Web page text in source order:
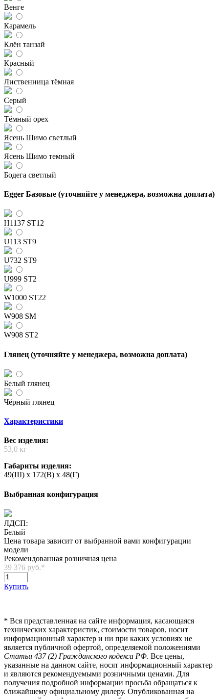
Венге
Карамель
Клён танзай
Красный
Лиственница тёмная
Серый
Тёмный орех
Ясень Шимо светлый
Ясень Шимо темный
Бодега светлый
Egger Базовые (уточняйте у менеджера, возможна доплата)
H1137 ST12
U113 ST9
U732 ST9
U999 ST2
W1000 ST22
W908 SM
W908 ST2
Глянец (уточняйте у менеджера, возможна доплата)
Белый глянец
Чёрный глянец
Характеристики
Вес изделия:
53,0 кг
Габариты изделия:
49(Ш) x 172(В) x 48(Г)
Выбранная конфигурация
ЛДСП:
Белый
Цена товара зависит от выбранной вами конфигурации
модели
Рекомендованная розничная цена
39 376 руб.*
Купить
* Вся представленная на сайте информация, касающаяся
технических характеристик, стоимости товаров, носит
информационный характер и ни при каких условиях не
является публичной офертой, определяемой положениями
Статьи 437 (2) Гражданского кодекса РФ. Все цены,
указанные на данном сайте, носят информационный характер
и являются рекомендуемыми розничными ценами. Для
получения подробной информации просьба обращаться к
ближайшему официальному дилеру. Опубликованная на